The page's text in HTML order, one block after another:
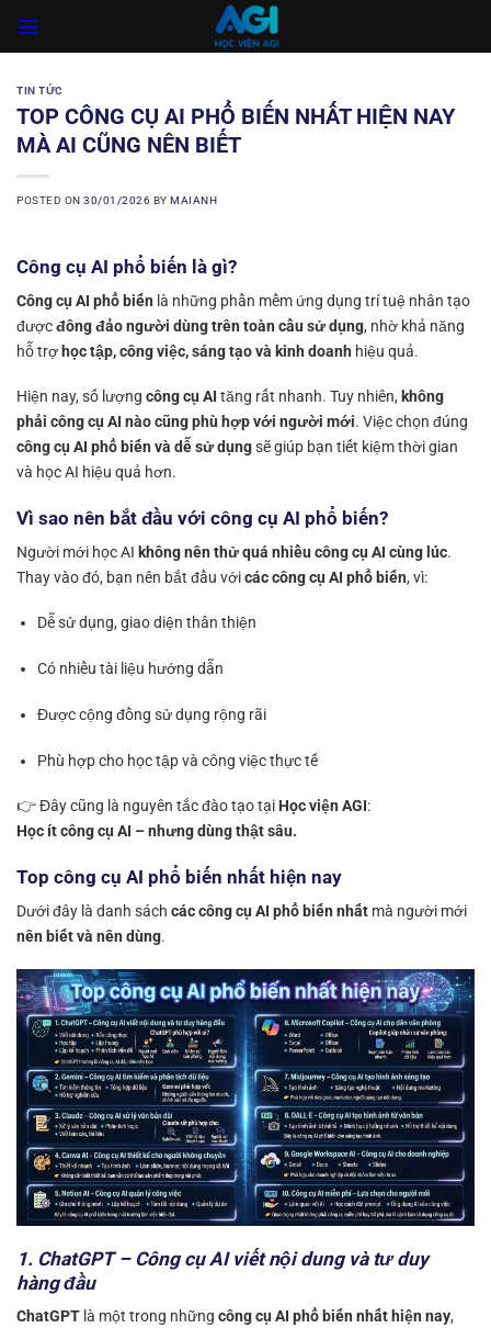
TIN TỨC
TOP CÔNG CỤ AI PHỔ BIẾN NHẤT HIỆN NAY
MÀ AI CŨNG NÊN BIẾT
POSTED ON30/01/2026 BYMAIANH
Công cụ AI phổ biến là gì?
Công cụ AI phổ biến là những phần mềm ứng dụng trí tuệ nhân tạo
đượcđông đảo người dùng trên toàn cầu sử dụng, nhờ khả năng
hỗ trợ học tập, công việc, sáng tạo và kinh doanh hiệu quả.
Hiện nay, số lượng công cụ AI tăng rất nhanh. Tuy nhiên, không
phải công cụ AI nào cũng phù hợp với người mới. Việc chọn đúng
công cụ AI phổ biến và dễ sử dụngsẽ giúp bạn tiết kiệm thời gian
và học AI hiệu quả hơn.
Vì sao nên bắt đầu với công cụ AI phổ biến?
Người mới học AI không nên thử quá nhiều công cụ AI cùng lúc.
Thay vào đó, bạn nên bắt đầu vớicác công cụ AI phổ biến, vì:
Dễ sử dụng, giao diện thân thiện
Có nhiều tài liệu hướng dẫn
Được cộng đồng sử dụng rộng rãi
Phù hợp cho học tập và công việc thực tế
👉 Đây cũng là nguyên tắc đào tạo tại Học viện AGI:
Học ít công cụ AI – nhưng dùng thật sâu.
Top công cụ AI phổ biến nhất hiện nay
Dưới đây là danh sách các công cụ AI phổ biến nhất mà người mới
nên biết và nên dùng.
1. ChatGPT – Công cụ AI viết nội dung và tư duy
hàng đầu
ChatGPT là một trong những công cụ AI phổ biến nhất hiện nay,